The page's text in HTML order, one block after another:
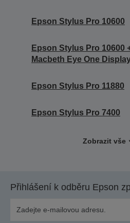
Epson Stylus Pro 10600
Epson Stylus Pro 10600
Macbeth Eye One
Epson Stylus Pro 11880
Epson Stylus Pro 7400
Zobrazit vše
Přihlášení k odběru Epson